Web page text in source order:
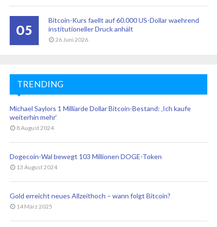
05
Bitcoin-Kurs faellt auf 60.000 US-Dollar waehrend
institutioneller Druck anhält
26 Juni 2026
TRENDING
Michael Saylors 1 Milliarde Dollar Bitcoin-Bestand: ‚Ich kaufe
weiterhin mehr‘
8 August 2024
Dogecoin-Wal bewegt 103 Millionen DOGE-Token
13 August 2024
Gold erreicht neues Allzeithoch – wann folgt Bitcoin?
14 März 2025